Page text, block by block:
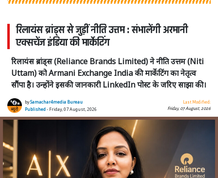
रिलायंस ब्रांड्स से जुड़ीं नीति उत्तम : संभालेंगी अरमानी
एक्सचेंज इंडिया की मार्केटिंग
रिलायंस ब्रांड्स (Reliance Brands Limited) ने नीति उत्तम (Niti
Uttam) को Armani Exchange India की मार्केटिंग का नेतृत्व
सौंपा है। उन्होंने इसकी जानकारी LinkedIn पोस्ट के जरिए साझा की।
bySamachar4media Bureau
Published- Friday, 07 August, 2026
Last Modified:
Friday, 07 August, 2026